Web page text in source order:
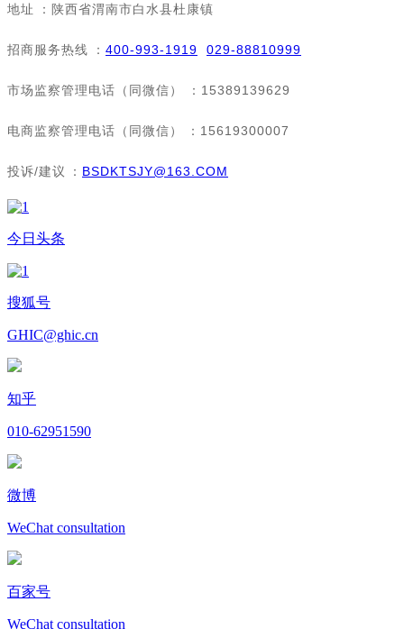
地址：陕西省渭南市白水县杜康镇
招商服务热线： 400-993-1919 029-88810999
市场监察管理电话（同微信）：15389139629
电商监察管理电话（同微信）：15619300007
投诉/建议： BSDKTSJY@163.COM
今日头条
搜狐号
GHIC@ghic.cn
知乎
010-62951590
微博
WeChat consultation
百家号
WeChat consultation